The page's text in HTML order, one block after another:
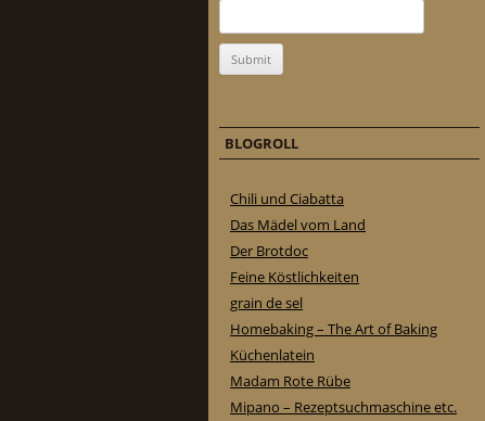
BLOGROLL
Chili und Ciabatta
Das Mädel vom Land
Der Brotdoc
Feine Köstlichkeiten
grain de sel
Homebaking – The Art of Baking
Küchenlatein
Madam Rote Rübe
Mipano – Rezeptsuchmaschine etc.